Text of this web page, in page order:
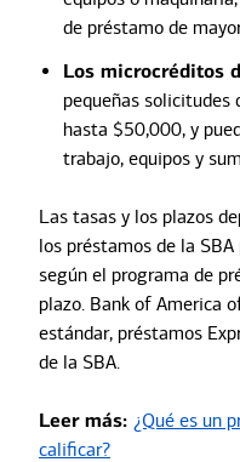
de préstamo de
Los microcréditos
pequeñas solicitudes
hasta $50,000, y
trabajo, equipos y
Las tasas y los plazos
los préstamos de la
según el programa de
plazo. Bank of America
estándar, préstamos
de la SBA.
Leer más: ¿Qué es un
calificar?